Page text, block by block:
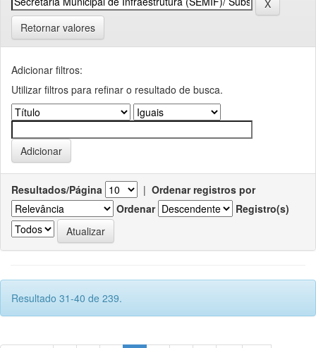
Retornar valores
Adicionar filtros:
Utilizar filtros para refinar o resultado de busca.
Resultados/Página | Ordenar registros por
Ordenar
Registro(s)
Resultado 31-40 de 239.